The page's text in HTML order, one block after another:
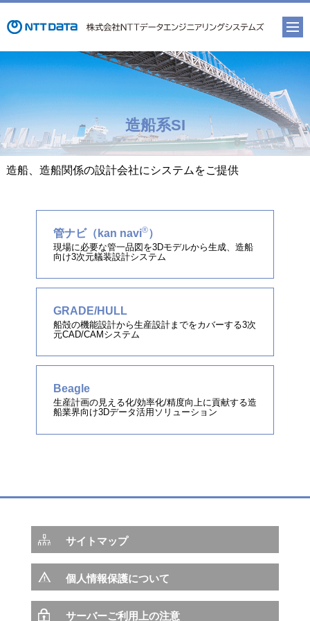
造船系SI
造船、造船関係の設計会社にシステムをご提供
管ナビ（kan navi®）
現場に必要な管一品図を3Dモデルから生成、造船
向け3次元艤装設計システム
GRADE/HULL
船殻の機能設計から生産設計までをカバーする3次
元CAD/CAMシステム
Beagle
生産計画の見える化/効率化/精度向上に貢献する造
船業界向け3Dデータ活用ソリューション
サイトマップ
個人情報保護について
サーバーご利用上の注意